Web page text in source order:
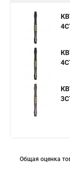
Общая оценка